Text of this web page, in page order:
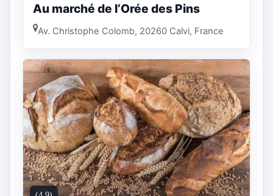
Au marché de l’Orée des Pins
Av. Christophe Colomb, 20260 Calvi, France